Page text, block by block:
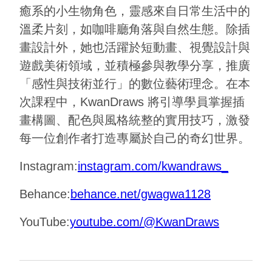
癒系的小生物角色，靈感來自日常生活中的
溫柔片刻，如咖啡廳角落與自然生態。除插
畫設計外，她也活躍於短動畫、視覺設計與
遊戲美術領域，並積極參與教學分享，推廣
「感性與技術並行」的數位藝術理念。在本
次課程中，KwanDraws 將引導學員掌握插
畫構圖、配色與風格統整的實用技巧，激發
每一位創作者打造專屬於自己的奇幻世界。
Instagram:instagram.com/kwandraws_
Behance: behance.net/gwagwa1128
YouTube:youtube.com/@KwanDraws